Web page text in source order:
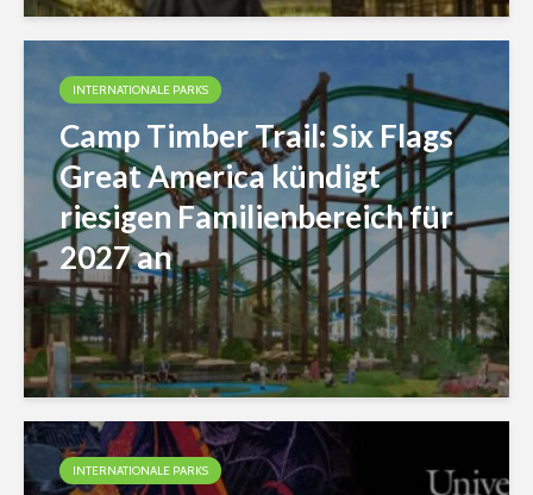
INTERNATIONALE PARKS
Camp Timber Trail: Six Flags
Great America kündigt
riesigen Familienbereich für
2027 an
INTERNATIONALE PARKS